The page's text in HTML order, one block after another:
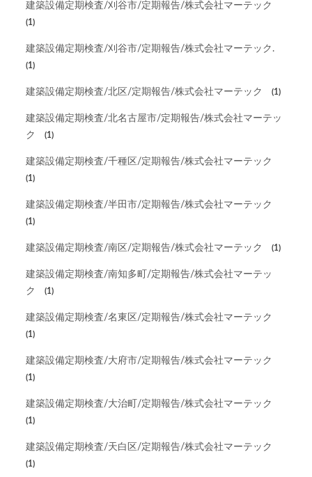
建築設備定期検査/刈谷市/定期報告/株式会社マーテック
(1)
建築設備定期検査/刈谷市/定期報告/株式会社マーテック.
(1)
建築設備定期検査/北区/定期報告/株式会社マーテック (1)
建築設備定期検査/北名古屋市/定期報告/株式会社マーテッ
ク
(1)
建築設備定期検査/千種区/定期報告/株式会社マーテック
(1)
建築設備定期検査/半田市/定期報告/株式会社マーテック
(1)
建築設備定期検査/南区/定期報告/株式会社マーテック (1)
建築設備定期検査/南知多町/定期報告/株式会社マーテッ
ク
(1)
建築設備定期検査/名東区/定期報告/株式会社マーテック
(1)
建築設備定期検査/大府市/定期報告/株式会社マーテック
(1)
建築設備定期検査/大治町/定期報告/株式会社マーテック
(1)
建築設備定期検査/天白区/定期報告/株式会社マーテック
(1)